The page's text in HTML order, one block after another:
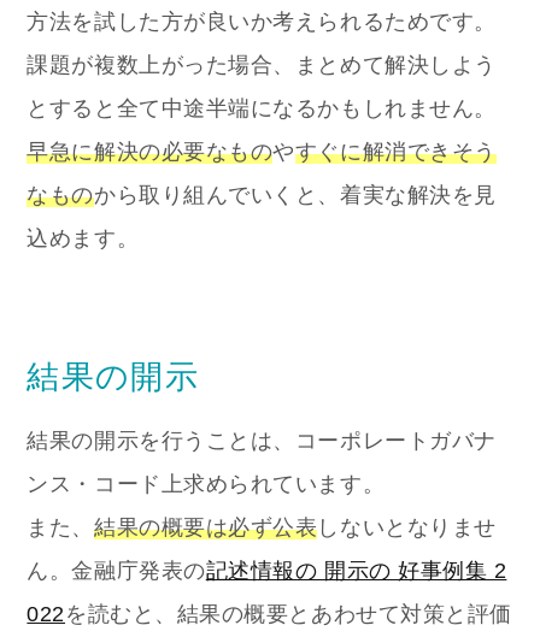
方法を試した方が良いか考えられるためです。
課題が複数上がった場合、まとめて解決しよう
とすると全て中途半端になるかもしれません。
早急に解決の必要なものやすぐに解消できそう
なものから取り組んでいくと、着実な解決を見
込めます。
結果の開示
結果の開示を行うことは、コーポレートガバナ
ンス・コード上求められています。
また、結果の概要は必ず公表 しないとなりませ
ん。金融庁発表の記述情報の 開示の 好事例集 2
022 を読むと、結果の概要とあわせて対策と評価